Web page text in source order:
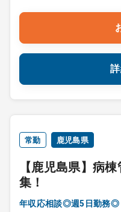
常勤 鹿児島県
【鹿児島県】病
集！
年収応相談◎週5日勤務◎